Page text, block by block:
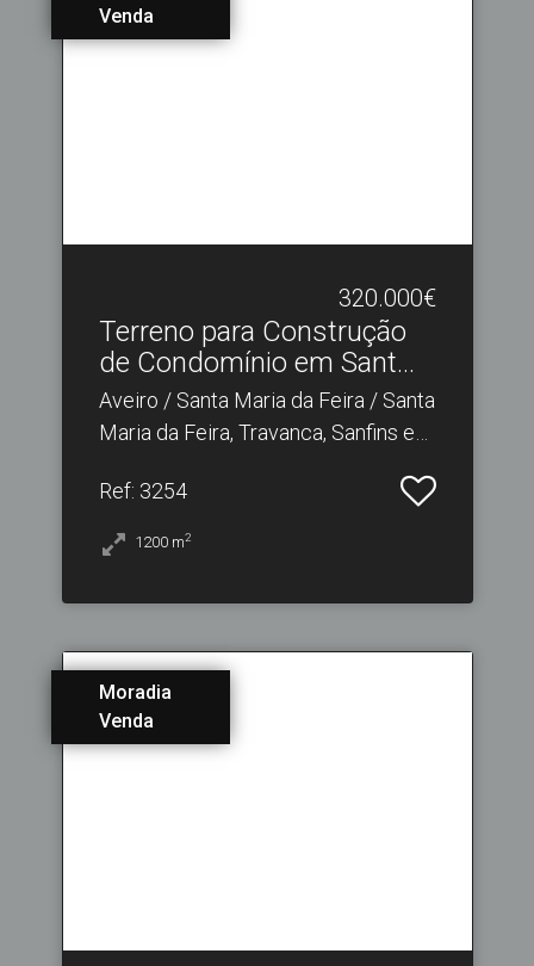
Venda
320.000€
Terreno para Construção
de Condomínio em Sant.​..
Aveiro / Santa Maria da Feira / Santa
Maria da Feira, Travanca, Sanfins e
Ref: 3254
1200 m2
Moradia
Venda